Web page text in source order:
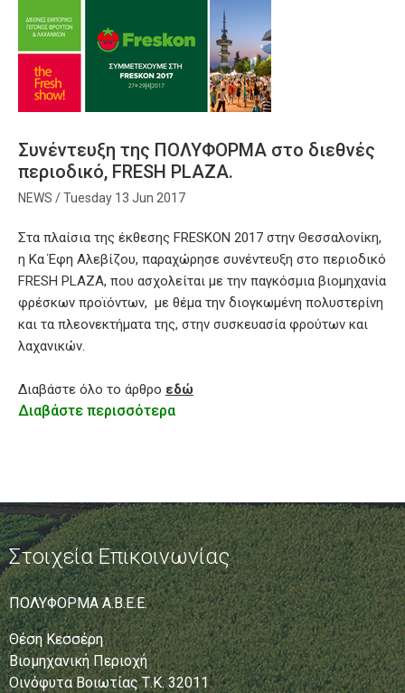
Συνέντευξη της ΠΟΛΥΦΟΡΜΑ στο διεθνές
περιοδικό, FRESH PLAZA.
Tuesday 13 Jun 2017
Στα πλαίσια της έκθεσης FRESKON 2017 στην Θεσσαλονίκη,
η Κα Έφη Αλεβίζου, παραχώρησε συνέντευξη στο περιοδικό
FRESH PLAZA, που ασχολείται με την παγκόσμια βιομηχανία
φρέσκων προϊόντων, με θέμα την διογκωμένη πολυστερίνη
και τα πλεονεκτήματα της, στην συσκευασία φρούτων και
λαχανικών.
Διαβάστε όλο το άρθρο εδώ
Διαβάστε περισσότερα
Στοιχεία Επικοινωνίας
ΠΟΛΥΦΟΡΜΑ Α.Β.Ε.Ε.
Θέση Κεσσέρη
Βιομηχανική Περιοχή
Οινόφυτα Βοιωτίας Τ.Κ. 32011